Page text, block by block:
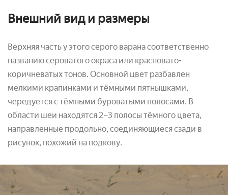
Внешний вид и размеры
Верхняя часть у этого серого варана соответственно
названию сероватого окраса или красновато-
коричневатых тонов. Основной цвет разбавлен
мелкими крапинками и тёмными пятнышками,
чередуется с тёмными буроватыми полосами. В
области шеи находятся 2–3 полосы тёмного цвета,
направленные продольно, соединяющиеся сзади в
рисунок, похожий на подкову.